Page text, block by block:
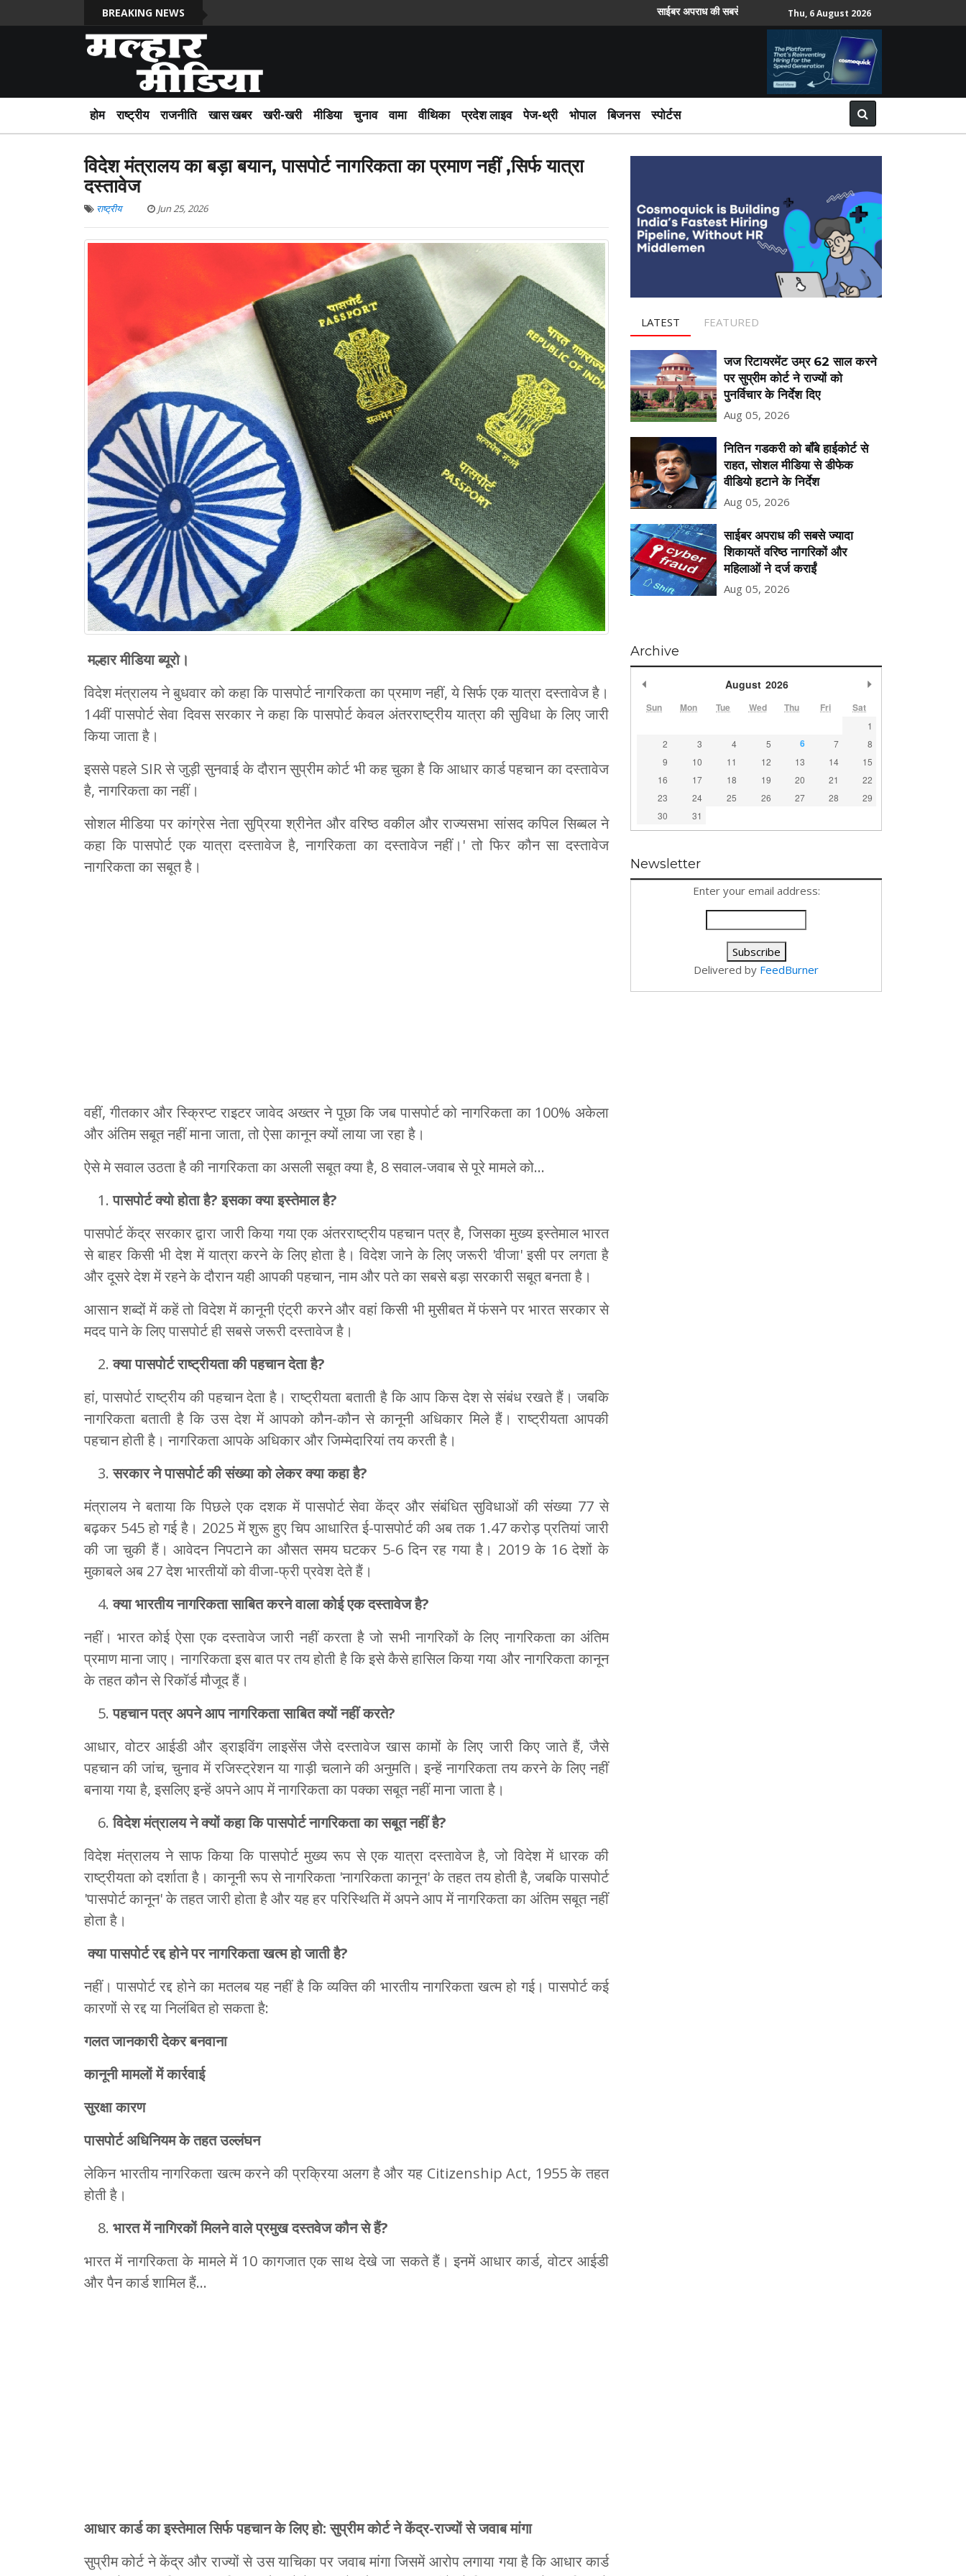
BREAKING NEWS साईबर अपराध की सबसे ज्यादा शिकायतें वरिष्ठ नागरिकों और महिलाओं ने दर्ज कराईं
Thu, 6 August 2026
होम राष्ट्रीय राजनीति खास खबर खरी-खरी मीडिया चुनाव वामा वीथिका प्रदेश लाइव पेज-थ्री भोपाल बिजनस स्पोर्टस
विदेश मंत्रालय का बड़ा बयान, पासपोर्ट नागरिकता का प्रमाण नहीं ,सिर्फ यात्रा
दस्तावेज
राष्ट्रीय Jun 25, 2026
मल्हार मीडिया ब्यूरो।
विदेश मंत्रालय ने बुधवार को कहा कि पासपोर्ट नागरिकता का प्रमाण नहीं, ये सिर्फ एक यात्रा दस्तावेज है।
14वीं पासपोर्ट सेवा दिवस सरकार ने कहा कि पासपोर्ट केवल अंतरराष्ट्रीय यात्रा की सुविधा के लिए जारी
किया जाता है।
इससे पहले SIR से जुड़ी सुनवाई के दौरान सुप्रीम कोर्ट भी कह चुका है कि आधार कार्ड पहचान का दस्तावेज
है, नागरिकता का नहीं।
सोशल मीडिया पर कांग्रेस नेता सुप्रिया श्रीनेत और वरिष्ठ वकील और राज्यसभा सांसद कपिल सिब्बल ने
कहा कि पासपोर्ट एक यात्रा दस्तावेज है, नागरिकता का दस्तावेज नहीं।' तो फिर कौन सा दस्तावेज
नागरिकता का सबूत है।
वहीं, गीतकार और स्क्रिप्ट राइटर जावेद अख्तर ने पूछा कि जब पासपोर्ट को नागरिकता का 100% अकेला
और अंतिम सबूत नहीं माना जाता, तो ऐसा कानून क्यों लाया जा रहा है।
ऐसे मे सवाल उठता है की नागरिकता का असली सबूत क्या है, 8 सवाल-जवाब से पूरे मामले को…
पासपोर्ट क्यो होता है?इसका क्या इस्तेमाल है?
पासपोर्ट केंद्र सरकार द्वारा जारी किया गया एक अंतरराष्ट्रीय पहचान पत्र है, जिसका मुख्य इस्तेमाल भारत
से बाहर किसी भी देश में यात्रा करने के लिए होता है। विदेश जाने के लिए जरूरी 'वीजा' इसी पर लगता है
और दूसरे देश में रहने के दौरान यही आपकी पहचान, नाम और पते का सबसे बड़ा सरकारी सबूत बनता है।
आसान शब्दों में कहें तो विदेश में कानूनी एंट्री करने और वहां किसी भी मुसीबत में फंसने पर भारत सरकार से
मदद पाने के लिए पासपोर्ट ही सबसे जरूरी दस्तावेज है।
क्या पासपोर्ट राष्ट्रीयता की पहचान देता है?
हां, पासपोर्ट राष्ट्रीय की पहचान देता है। राष्ट्रीयता बताती है कि आप किस देश से संबंध रखते हैं। जबकि
नागरिकता बताती है कि उस देश में आपको कौन-कौन से कानूनी अधिकार मिले हैं। राष्ट्रीयता आपकी
पहचान होती है। नागरिकता आपके अधिकार और जिम्मेदारियां तय करती है।
सरकार ने पासपोर्ट की संख्या को लेकर क्या कहा है?
मंत्रालय ने बताया कि पिछले एक दशक में पासपोर्ट सेवा केंद्र और संबंधित सुविधाओं की संख्या 77 से
बढ़कर 545 हो गई है। 2025 में शुरू हुए चिप आधारित ई-पासपोर्ट की अब तक 1.47 करोड़ प्रतियां जारी
की जा चुकी हैं। आवेदन निपटाने का औसत समय घटकर 5-6 दिन रह गया है। 2019 के 16 देशों के
मुकाबले अब 27 देश भारतीयों को वीजा-फ्री प्रवेश देते हैं।
क्या भारतीय नागरिकता साबित करने वाला कोई एक दस्तावेज है?
नहीं। भारत कोई ऐसा एक दस्तावेज जारी नहीं करता है जो सभी नागरिकों के लिए नागरिकता का अंतिम
प्रमाण माना जाए। नागरिकता इस बात पर तय होती है कि इसे कैसे हासिल किया गया और नागरिकता कानून
के तहत कौन से रिकॉर्ड मौजूद हैं।
पहचान पत्र अपने आप नागरिकता साबित क्यों नहीं करते?
आधार, वोटर आईडी और ड्राइविंग लाइसेंस जैसे दस्तावेज खास कामों के लिए जारी किए जाते हैं, जैसे
पहचान की जांच, चुनाव में रजिस्ट्रेशन या गाड़ी चलाने की अनुमति। इन्हें नागरिकता तय करने के लिए नहीं
बनाया गया है, इसलिए इन्हें अपने आप में नागरिकता का पक्का सबूत नहीं माना जाता है।
विदेश मंत्रालय ने क्यों कहा कि पासपोर्ट नागरिकता का सबूत नहीं है?
विदेश मंत्रालय ने साफ किया कि पासपोर्ट मुख्य रूप से एक यात्रा दस्तावेज है, जो विदेश में धारक की
राष्ट्रीयता को दर्शाता है। कानूनी रूप से नागरिकता 'नागरिकता कानून' के तहत तय होती है, जबकि पासपोर्ट
'पासपोर्ट कानून' के तहत जारी होता है और यह हर परिस्थिति में अपने आप में नागरिकता का अंतिम सबूत नहीं
होता है।
क्या पासपोर्ट रद्द होने पर नागरिकता खत्म हो जाती है?
नहीं। पासपोर्ट रद्द होने का मतलब यह नहीं है कि व्यक्ति की भारतीय नागरिकता खत्म हो गई। पासपोर्ट कई
कारणों से रद्द या निलंबित हो सकता है:
गलत जानकारी देकर बनवाना
कानूनी मामलों में कार्रवाई
सुरक्षा कारण
पासपोर्ट अधिनियम के तहत उल्लंघन
लेकिन भारतीय नागरिकता खत्म करने की प्रक्रिया अलग है और यह Citizenship Act, 1955 के तहत
होती है।
भारत में नागिरकों मिलने वाले प्रमुख दस्तवेज कौन से हैं?
भारत में नागरिकता के मामले में 10 कागजात एक साथ देखे जा सकते हैं। इनमें आधार कार्ड, वोटर आईडी
और पैन कार्ड शामिल हैं…
आधार कार्ड का इस्तेमाल सिर्फ पहचान के लिए हो: सुप्रीम कोर्ट ने केंद्र-राज्यों से जवाब मांगा
सुप्रीम कोर्ट ने केंद्र और राज्यों से उस याचिका पर जवाब मांगा जिसमें आरोप लगाया गया है कि आधार कार्ड
LATEST FEATURED
जज रिटायरमेंट उम्र 62 साल करने
पर सुप्रीम कोर्ट ने राज्यों को
पुनर्विचार के निर्देश दिए
Aug 05, 2026
नितिन गडकरी को बॉंबे हाईकोर्ट से
राहत, सोशल मीडिया से डीफेक
वीडियो हटाने के निर्देश
Aug 05, 2026
साईबर अपराध की सबसे ज्यादा
शिकायतें वरिष्ठ नागरिकों और
महिलाओं ने दर्ज कराईं
Aug 05, 2026
Archive
August 2026
Sun Mon Tue Wed Thu Fri Sat
1
2
3 4 5 6 7
8
9
10 11 12 13 14
15
16
17 18 19 20 21
22
23
24 25 26 27 28
29
30
31
Newsletter
Enter your email address:
Delivered by FeedBurner